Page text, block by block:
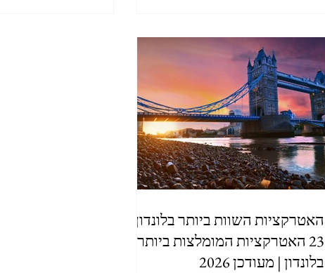
מהחיים סביב הענף הפופולרי ביותר
באנגליה, לונדון היא המקום המושלם לחובבי
כדורגל וספורט.
האטרקציות השוות ביותר בלונדון |
23 האטרקציות המומלצות ביותר
בלונדון | מעודכן 2026